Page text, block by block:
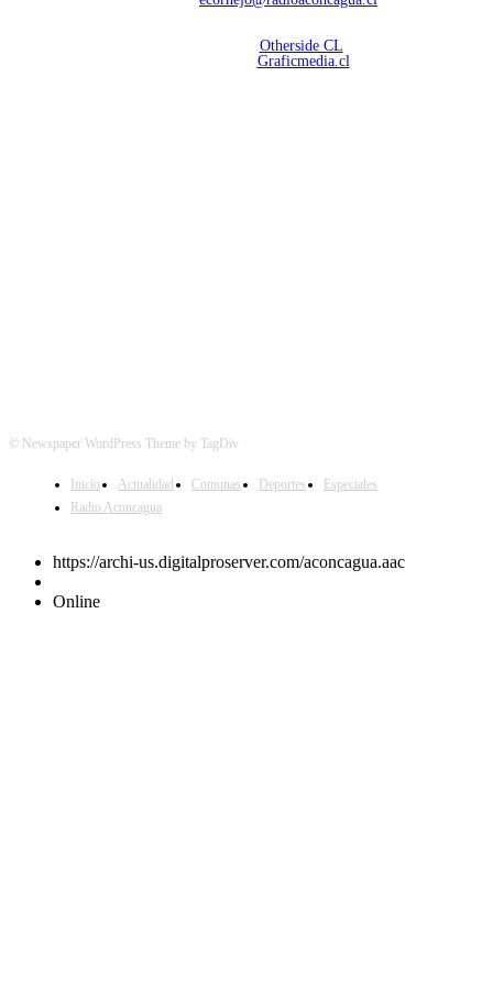
Otherside CL
Graficmedia.cl
© Newspaper WordPress Theme by TagDiv
Inicio Actualidad Comunas Deportes
Especiales
Radio Aconcagua
https://archi-us.digitalproserver.com/aconcagua.aac
Online